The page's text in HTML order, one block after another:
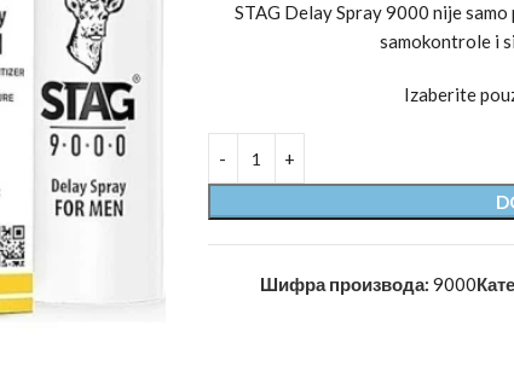
STAG Delay Spray 9000 nije
samokontrole i
Izaberite
Шифра производа: 9000